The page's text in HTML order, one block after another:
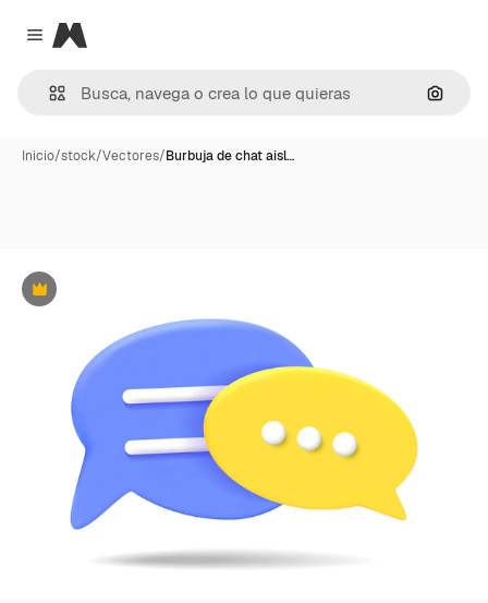
Close menu
Magnific
Inicio/stock/Vectores/Burbuja de chat aisl…
Premium